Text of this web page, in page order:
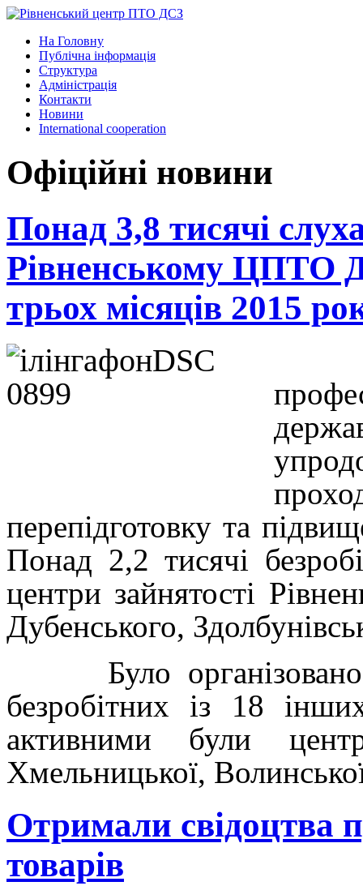
На Головну
Публічна інформація
Структура
Адміністрація
Контакти
Новини
International cooperation
Офіційні новини
Понад 3,8 тисячі
Рівненському ЦПТО
трьох місяців 2015
перепідготовку та
Понад 2,2 тисячі
центри зайнятості
Дубенського,
Було організовано
безробітних із 18
активними були
Хмельницької,
Отримали свідоцтва
товарів